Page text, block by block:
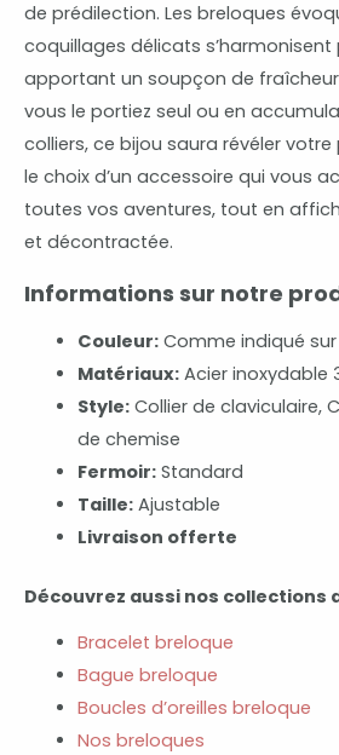
de prédilection. Les breloques
coquillages délicats
apportant un soupçon de
vous le portiez seul ou en
colliers, ce bijou saura révéler votre
le choix d’un accessoire qui vous
toutes vos aventures, tout en
et décontractée.
Informations sur notre
Couleur:Comme indiqué
Matériaux:Acier inoxydable
Style:Collier de claviculaire,
de chemise
Fermoir:Standard
Taille:Ajustable
Livraison offerte
Découvrez aussi nos collections
Bracelet breloque
Bague breloque
Boucles d’oreilles breloque
Nos breloques